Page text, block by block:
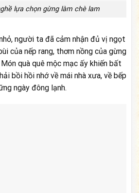
lựa chọn gừng làm chè lam
người ta đã cảm nhận đủ vị ngọt
của nếp rang, thơm nồng của gừng
quà quê mộc mạc ấy khiến bất
bồi hồi nhớ về mái nhà xưa, về bếp
ngày đông lạnh.